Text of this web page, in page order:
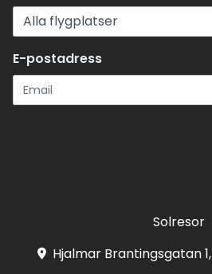
E-postadress
Solresor
Hjalmar Brantingsgatan